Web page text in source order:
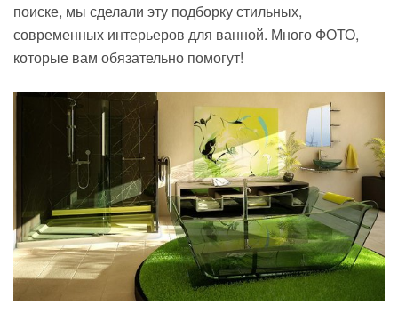
поиске, мы сделали эту подборку стильных,
современных интерьеров для ванной. Много ФОТО,
которые вам обязательно помогут!